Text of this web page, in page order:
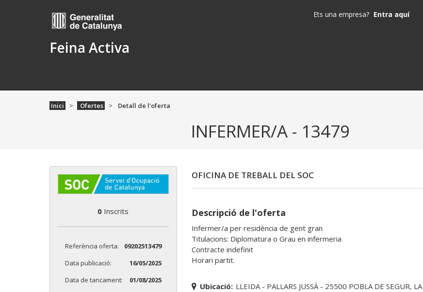
Feina Activa
Ets una empresa? Entra aquí
Inici Ofertes Detall de l'oferta
INFERMER/A - 13479
0 Inscrits
Referència oferta:
09202513479
Data publicació:
16/05/2025
Data de tancament:
01/08/2025
OFICINA DE TREBALL DEL SOC
Descripció de l'oferta
Infermer/a per residència de gent gran
Titulacions: Diplomatura o Grau en infermeria
Contracte indefinit
Ubicació: LLEIDA - PALLARS JUSSÀ - 25500 POBLA DE SEGUR, LA